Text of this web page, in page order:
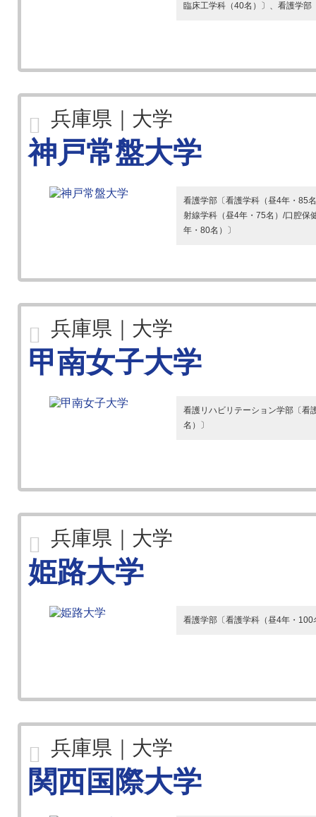
臨床工学科（40名）〕、看護学部
兵庫県｜大学
神戸常盤大学
看護学部〔看護学科（昼4年・85
射線学科（昼4年・75名）/口腔保
年・80名）〕
兵庫県｜大学
甲南女子大学
看護リハビリテーション学部〔看
名）〕
兵庫県｜大学
姫路大学
看護学部〔看護学科（昼4年・100
兵庫県｜大学
関西国際大学